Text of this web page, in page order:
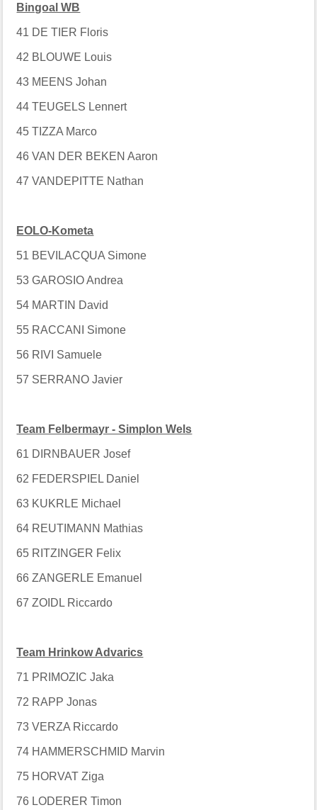
Bingoal WB
41 DE TIER Floris
42 BLOUWE Louis
43 MEENS Johan
44 TEUGELS Lennert
45 TIZZA Marco
46 VAN DER BEKEN Aaron
47 VANDEPITTE Nathan
EOLO-Kometa
51 BEVILACQUA Simone
53 GAROSIO Andrea
54 MARTIN David
55 RACCANI Simone
56 RIVI Samuele
57 SERRANO Javier
Team Felbermayr - Simplon Wels
61 DIRNBAUER Josef
62 FEDERSPIEL Daniel
63 KUKRLE Michael
64 REUTIMANN Mathias
65 RITZINGER Felix
66 ZANGERLE Emanuel
67 ZOIDL Riccardo
Team Hrinkow Advarics
71 PRIMOZIC Jaka
72 RAPP Jonas
73 VERZA Riccardo
74 HAMMERSCHMID Marvin
75 HORVAT Ziga
76 LODERER Timon